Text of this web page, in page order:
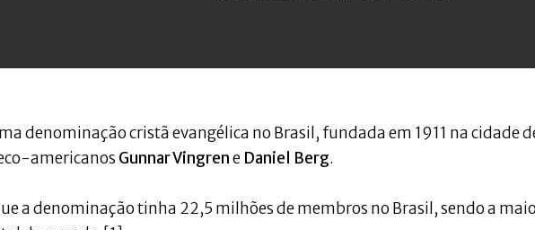
denominação cristã evangélica no Brasil, fundada em 1911 na cidade
americanos Gunnar Vingrene Daniel Berg.
a denominação tinha 22,5 milhões de membros no Brasil, sendo a